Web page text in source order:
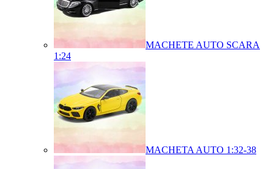
MACHETE AUTO SCARA
1:24
MACHETA AUTO 1:32-38